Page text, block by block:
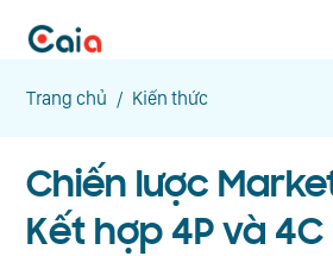
Trang chủ / Kiến thức
Chiến lược
Kết hợp 4P và 4C